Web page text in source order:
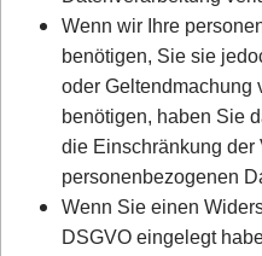
Wenn wir Ihre
benötigen, Sie sie
oder Geltendmachung
benötigen, haben Sie
die Einschränkung der
personenbezogenen
Wenn Sie einen
DSGVO eingelegt